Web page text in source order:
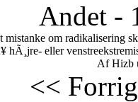
Andet -
om radikalisering
hÃ¸jre- eller
Af Hizb
<<